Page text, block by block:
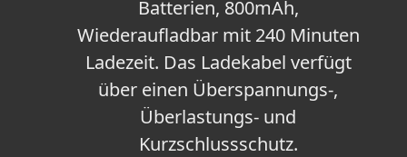
Batterien, 800mAh,
Wiederaufladbar mit 240 Minuten
Ladezeit. Das Ladekabel verfügt
über einen Überspannungs-,
Überlastungs- und
Kurzschlussschutz.